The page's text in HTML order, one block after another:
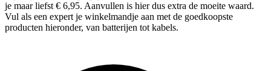
je maar liefst € 6,95. Aanvullen is hier dus extra de moeite waard.
Vul als een expert je winkelmandje aan met de goedkoopste
producten hieronder, van batterijen tot kabels.